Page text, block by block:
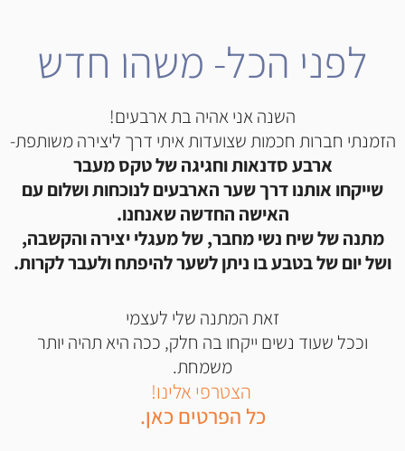
לפני הכל- משהו חדש
השנה אני אהיה בת ארבעים!
הזמנתי חברות חכמות שצועדות איתי דרך ליצירה משותפת-
ארבע סדנאות וחגיגה של טקס מעבר
שייקחו אותנו דרך שער הארבעים לנוכחות ושלום עם
האישה החדשה שאנחנו.
מתנה של שיח נשי מחבר, של מעגלי יצירה והקשבה,
ושל יום של בטבע בו ניתן לשער להיפתח ולעבר לקרות.
זאת המתנה שלי לעצמי
וככל שעוד נשים ייקחו בה חלק, ככה היא תהיה יותר
משמחת.
הצטרפי אלינו!
כל הפרטים כאן.